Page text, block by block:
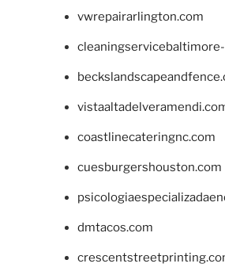
vwrepairarlington.com
coastlinecateringnc.com
cuesburgershouston.com
dmtacos.com